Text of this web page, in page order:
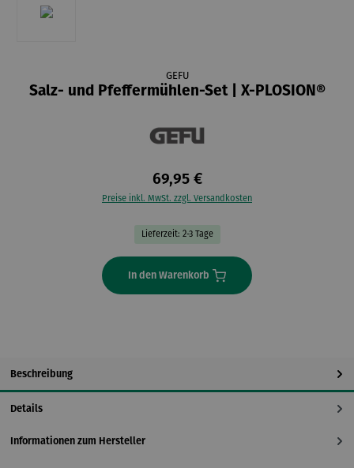
GEFU
Salz- und Pfeffermühlen-Set | X-PLOSION®
69,95 €
Preise inkl. MwSt. zzgl. Versandkosten
Lieferzeit: 2-3 Tage
In den Warenkorb
Beschreibung
Details
Informationen zum Hersteller